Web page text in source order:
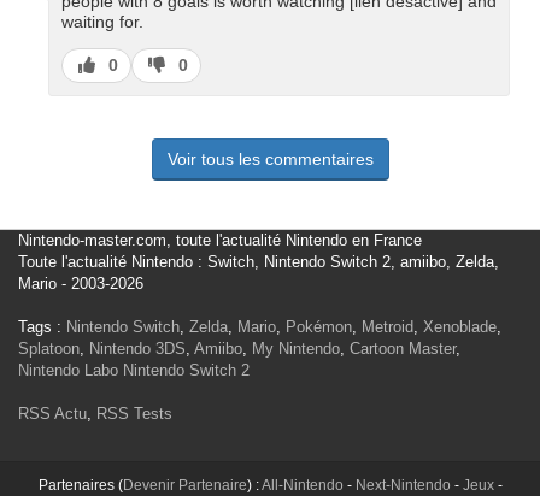
waiting for.
J’aime
0
J’aime
pas
0
Voir tous les commentaires
Nintendo-master.com, toute l'actualité Nintendo en France
Toute l'actualité Nintendo : Switch, Nintendo Switch 2, amiibo, Zelda,
Mario - 2003-2026
Tags : Nintendo Switch, Zelda, Mario, Pokémon, Metroid, Xenoblade,
Splatoon, Nintendo 3DS, Amiibo, My Nintendo, Cartoon Master,
Nintendo Labo Nintendo Switch 2
RSS Actu, RSS Tests
Partenaires (Devenir Partenaire) :All-Nintendo - Next-Nintendo - Jeux-